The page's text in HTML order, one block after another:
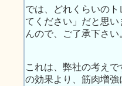
では、どれくらいの
てください」だと思
んので、ご了承下さい
これは、弊社の考え
の効果より、筋肉増